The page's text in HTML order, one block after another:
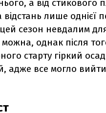
а від стикового
відстань лише однієї
сезон невдалим
однак після
старту гіркий
адже все могло